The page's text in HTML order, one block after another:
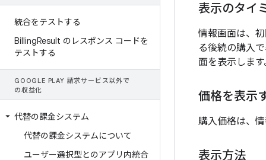
統合をテストする
BillingResult のレスポンス コードを
テストする
GOOGLE PLAY 請求サービス以外で
の収益化
代替の課金システム
代替の課金システムについて
ユーザー選択型とのアプリ内統合
表示のタイ
情報画面は、
る後続の購入
面を表示します
価格を表示
購入価格は、
表示方法